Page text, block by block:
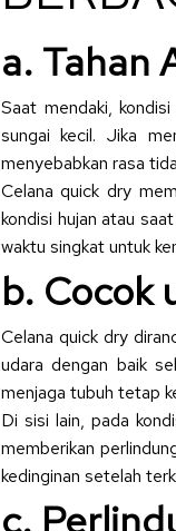
a. Tahan
Saat mendaki,
sungai kecil. Jika
menyebabkan rasa
Celana quick dry
kondisi hujan atau
waktu singkat untuk
b. Cocok
Celana quick dry
udara dengan baik
menjaga tubuh tetap
Di sisi lain, pada
memberikan
kedinginan setelah
c.